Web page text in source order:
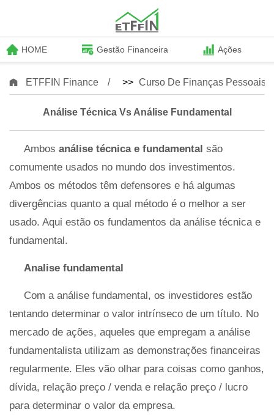
HOME Gestão Financeira Ações
ETFFIN Finance >> Curso De Finanças Pessoais
Análise Técnica Vs Análise Fundamental
Ambos análise técnica e fundamental são
comumente usados ​​no mundo dos investimentos.
Ambos os métodos têm defensores e há algumas
divergências quanto a qual método é o melhor a ser
usado. Aqui estão os fundamentos da análise técnica e
fundamental.
Analise fundamental
Com a análise fundamental, os investidores estão
tentando determinar o valor intrínseco de um título. No
mercado de ações, aqueles que empregam a análise
fundamentalista utilizam as demonstrações financeiras
regularmente. Eles vão olhar para coisas como ganhos,
dívida, relação preço / venda e relação preço / lucro
para determinar o valor da empresa.